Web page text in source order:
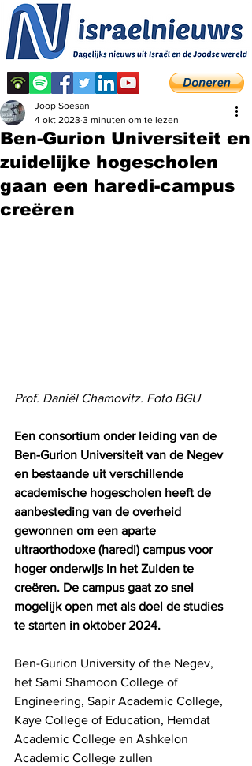
Ben-Gurion Universiteit en
zuidelijke hogescholen
gaan een haredi-campus
creëren
Joop Soesan
4 okt 2023 3 minuten om te lezen
Prof. Daniël Chamovitz. Foto BGU
Een consortium onder leiding van de
Ben-Gurion Universiteit van de Negev
en bestaande uit verschillende
academische hogescholen heeft de
aanbesteding van de overheid
gewonnen om een ​​aparte
ultraorthodoxe (haredi) campus voor
hoger onderwijs in het Zuiden te
creëren. De campus gaat zo snel
mogelijk open met als doel de studies
te starten in oktober 2024.
Ben-Gurion University of the Negev,
het Sami Shamoon College of
Engineering, Sapir Academic College,
Kaye College of Education, Hemdat
Academic College en Ashkelon
Academic College zullen